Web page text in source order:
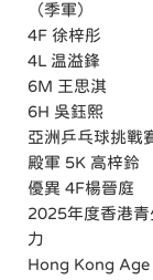
（季軍）
4F 徐梓彤
4L 温溢鋒
6M 王思淇
6H 吳鈺熙
亞洲乒乓球挑戰
殿軍 5K 高梓鈴
優異 4F楊晉庭
2025年度香港
力
Hong Kong